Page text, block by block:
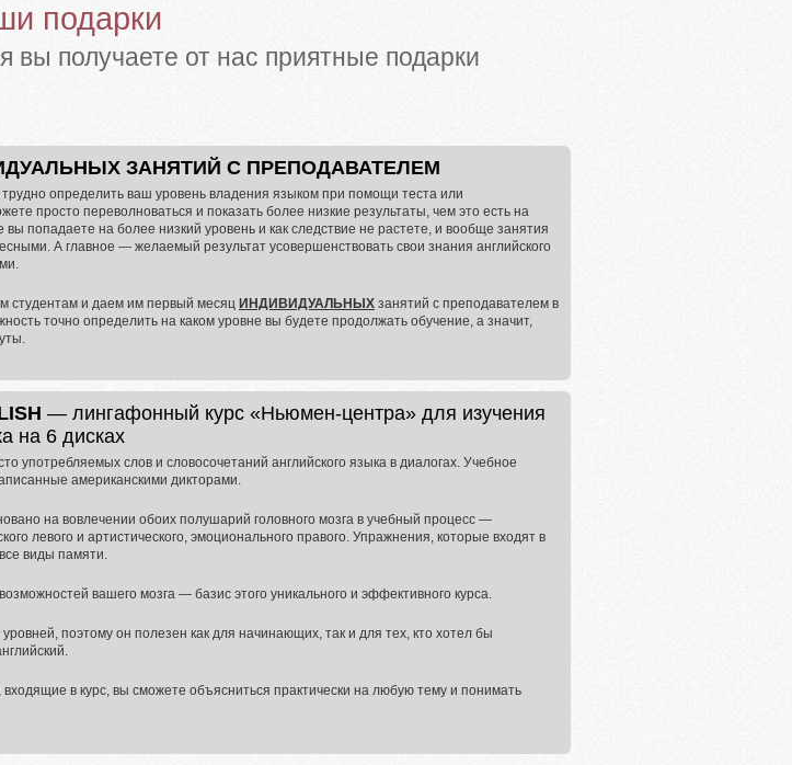
подарки
вы получаете от нас приятные подарки
ЗАНЯТИЙ С ПРЕПОДАВАТЕЛЕМ
определить ваш уровень владения языком при помощи теста или
просто переволноваться и показать более низкие результаты, чем это есть на
вы попадаете на более низкий уровень и как следствие не растете, и вообще занятия
А главное — желаемый результат усовершенствовать свои знания английского
студентам и даем им первый месяц ИНДИВИДУАЛЬНЫХ занятий с преподавателем в
точно определить на каком уровне вы будете продолжать обучение, а значит,
— лингафонный курс «Ньюмен-центра» для изучения
на 6 дисках
употребляемых слов и словосочетаний английского языка в диалогах. Учебное
американскими дикторами.
на вовлечении обоих полушарий головного мозга в учебный процесс —
левого и артистического, эмоционального правого. Упражнения, которые входят в
виды памяти.
вашего мозга — базис этого уникального и эффективного курса.
уровней, поэтому он полезен как для начинающих, так и для тех, кто хотел бы
в курс, вы сможете объясниться практически на любую тему и понимать